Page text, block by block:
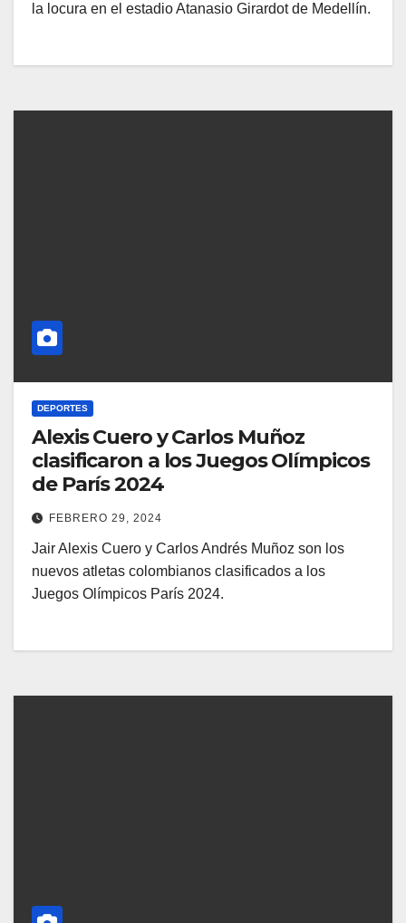
la locura en el estadio Atanasio Girardot de Medellín.
DEPORTES
Alexis Cuero y Carlos Muñoz
clasificaron a los Juegos Olímpicos
de París 2024
FEBRERO 29, 2024
Jair Alexis Cuero y Carlos Andrés Muñoz son los
nuevos atletas colombianos clasificados a los
Juegos Olímpicos París 2024.